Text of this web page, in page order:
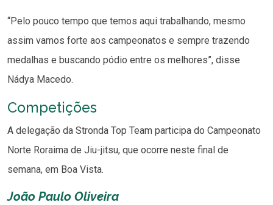
“Pelo pouco tempo que temos aqui trabalhando, mesmo
assim vamos forte aos campeonatos e sempre trazendo
medalhas e buscando pódio entre os melhores”, disse
Nádya Macedo.
Competições
A delegação da Stronda Top Team participa do Campeonato
Norte Roraima de Jiu-jitsu, que ocorre neste final de
semana, em Boa Vista.
João Paulo Oliveira